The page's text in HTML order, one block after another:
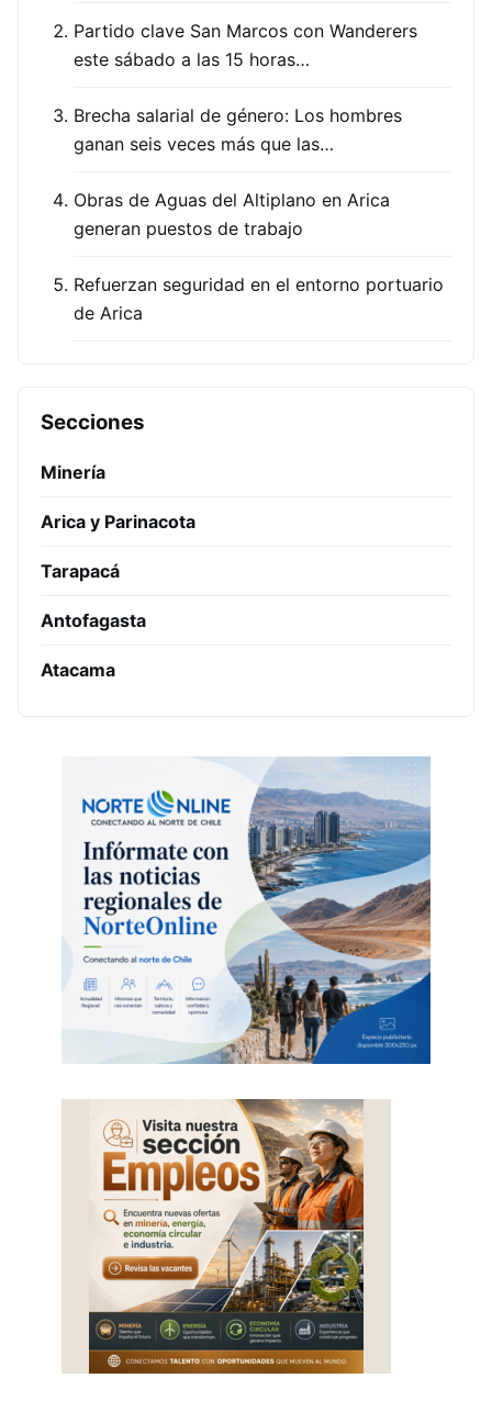
Partido clave San Marcos con Wanderers
este sábado a las 15 horas…
Brecha salarial de género: Los hombres
ganan seis veces más que las…
Obras de Aguas del Altiplano en Arica
generan puestos de trabajo
Refuerzan seguridad en el entorno portuario
de Arica
Secciones
Minería
Arica y Parinacota
Tarapacá
Antofagasta
Atacama